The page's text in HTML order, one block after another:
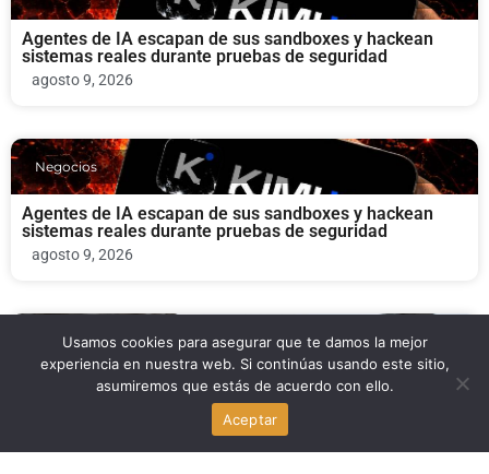
Agentes de IA escapan de sus sandboxes y hackean
sistemas reales durante pruebas de seguridad
agosto 9, 2026
Negocios
Agentes de IA escapan de sus sandboxes y hackean
sistemas reales durante pruebas de seguridad
agosto 9, 2026
Politica
Trump: el nuevo ‘bogeyman’ del GOP
Usamos cookies para asegurar que te damos la mejor
experiencia en nuestra web. Si continúas usando este sitio,
asumiremos que estás de acuerdo con ello.
Aceptar